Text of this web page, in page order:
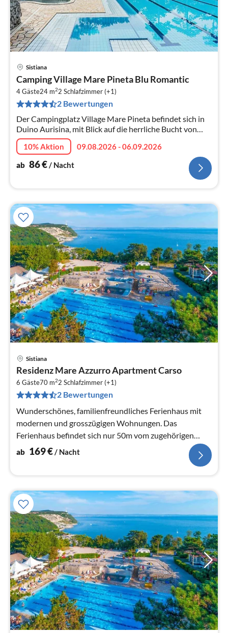
Sistiana
Camping Village Mare Pineta Blu Romantic
4 Gäste24 m22 Schlafzimmer (+1)
2 Bewertungen
Der Campingplatz Village Mare Pineta befindet sich in
Duino Aurisina, mit Blick auf die herrliche Bucht von
Sistiana, in einzigartiger Panoramalage am Golf von
Triest, innerhalb de...
10% Aktion
09.08.2026 - 06.09.2026
ab 86€/ Nacht
Sistiana
Residenz Mare Azzurro Apartment Carso
6 Gäste70 m22 Schlafzimmer (+1)
2 Bewertungen
Wunderschönes, familienfreundliches Ferienhaus mit
modernen und grosszügigen Wohnungen. Das
Ferienhaus befindet sich nur 50m vom zugehörigen
Mare Pineta Camping Village.
ab 169€/ Nacht